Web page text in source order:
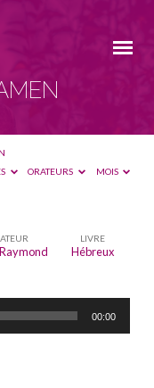
ORATEURS MOIS
LIVRE
Hébreux
00:00